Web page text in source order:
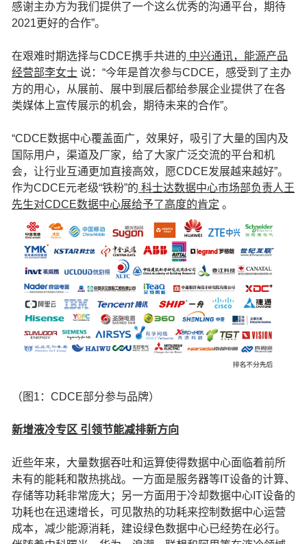
感谢主办方为我们提供了一个这么优秀的沟通平台，期待
2021更好的合作”。
在艰难时期选择与CDCE携手共进的 中兴通讯，能源产品
经营部李女士 说：“今年是首次参与CDCE，感受到了主办
方的用心，从展前、展中到展后都给参展企业提供了在各
类媒体上宣传展示的机会，期待未来的合作”。
“CDCE数据中心覆盖面广，效果好，吸引了大量的国内及
国际用户，渠道及厂家，给了大家广泛交流的平台和机
会，让行业互通更加直接高效，愿CDCE发展越来越好”。
作为CDCE元老级“铁粉”的 科士达数据中心市场部负责人王
先生对CDCE数据中心展给予了高度的肯定 。
（图1：CDCE部分参与品牌）
新增液冷专区 引领节能减排新方向
近些年来，大量数据吞吐和运算使得数据中心面临着前所
未有的能耗和散热挑战。一方面是服务器等IT设备的计算、
存储等功耗非常庞大；另一方面用于冷却数据中心IT设备的
功耗也在迅速增长，可见散热的功耗来控制数据中心运营
成本，减少能源消耗，建设绿色数据中心已经势在必行。